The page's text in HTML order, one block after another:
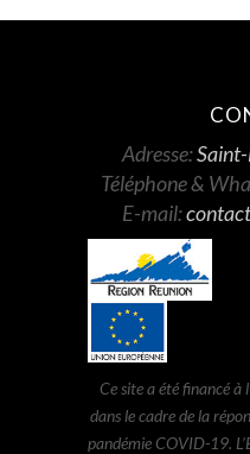
Adresse:
Téléphone &
E-mail:
Ce site a été financé à
dans le cadre de la
pandémie COVID-19.